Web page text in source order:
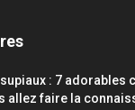
: 7 adorables
allez faire la